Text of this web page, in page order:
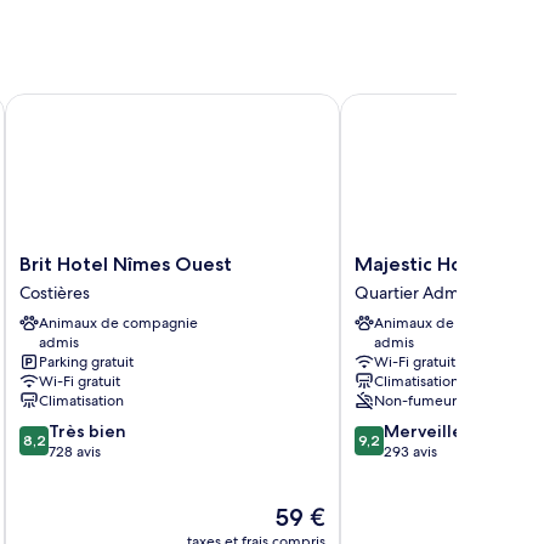
Brit
Hotel
Nîmes
Ouest
Costières
Brit Hotel Nîmes Ouest
Costières
Animaux de compagnie
admis
Parking gratuit
Wi-Fi gratuit
Climatisation
8.2
sur
8,2 Très bien
728 avis
Le
nouveau
59 €
Brit Hotel Nîmes Ouest
Majestic
Hotel
Quartier
Administrations
Majestic Hotel
Quartier Administrations
Animaux de compagnie
admis
Wi-Fi gratuit
Climatisation
Non-fumeurs
9.2
sur
9,2 Merveilleux
293 avis
Majestic Hotel